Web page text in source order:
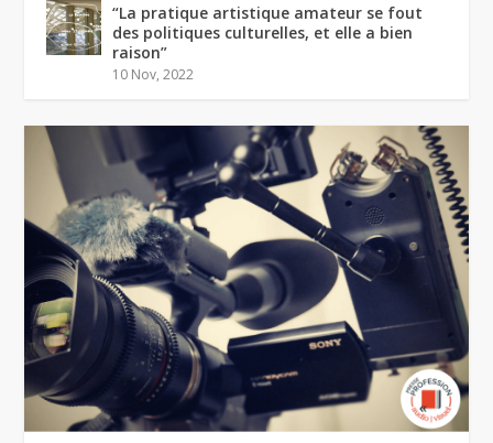
“La pratique artistique amateur se fout
des politiques culturelles, et elle a bien
raison”
10 Nov, 2022